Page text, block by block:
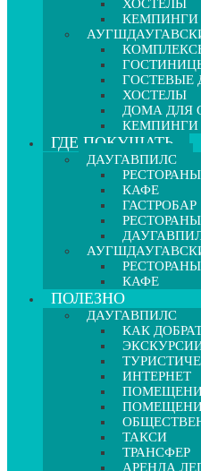
ХОСТЕЛЫ
КЕМПИНГИ
ГОСТЕВЫЕ
ХОСТЕЛЫ
ДОМА ДЛЯ
КЕМПИНГИ
ГДЕ ПОКУШАТЬ
ДАУГАВПИЛС
РЕСТОРАНЫ
КАФЕ
ГАСТРОБАР
РЕСТОРАНЫ
КАФЕ
ПОЛЕЗНО
ДАУГАВПИЛС
КАК
ИНТЕРНЕТ
ТАКСИ
ТРАНСФЕР
АРЕНДА